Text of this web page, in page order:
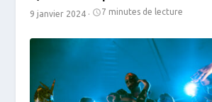
9 janvier 2024 · 7 minutes de lecture